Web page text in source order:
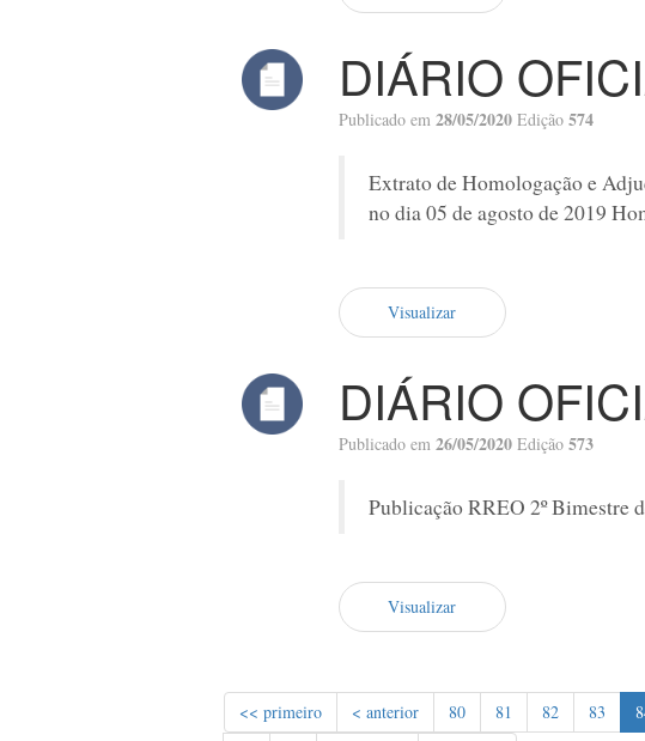
DIÁRIO
Publicado em 28/05/2020 Edição 574
Extrato de Homologação e
no dia 05 de agosto de 2019
Visualizar
DIÁRIO
Publicado em 26/05/2020 Edição 573
Publicação RREO 2º Bimestre
Visualizar
<< primeiro < anterior 80 81 82 83